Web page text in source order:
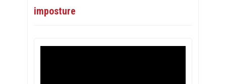
imposture